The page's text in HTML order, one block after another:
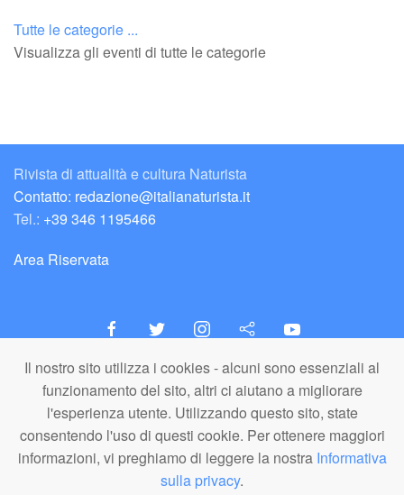
Il nostro sito utilizza i cookies - alcuni sono essenziali al
funzionamento del sito, altri ci aiutano a migliorare
l'esperienza utente. Utilizzando questo sito, state
consentendo l'uso di questi cookie. Per ottenere maggiori
informazioni, vi preghiamo di leggere la nostra Informativa
sulla privacy.
Tutte le categorie ...
Visualizza gli eventi di tutte le categorie
Rivista di attualità e cultura Naturista
Contatto: redazione@italianaturista.it
Tel.: +39 346 1195466
Area Riservata
italiaNATURISTA
Editore e Redazione
A.N.ITA. Associazione Naturista Italiana (APS)
C.F. 80203710159
© A.N.ITA. - Tutto il materiale pubblicato in questo sito è di proprietà di